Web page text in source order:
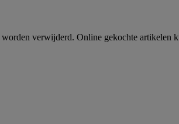
verwijderd. Online gekochte artikelen